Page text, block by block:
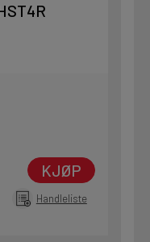
KJØP
Handleliste